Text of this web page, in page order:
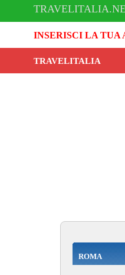
INSERISCI LA TUA
TRAVELITALIA
ROMA